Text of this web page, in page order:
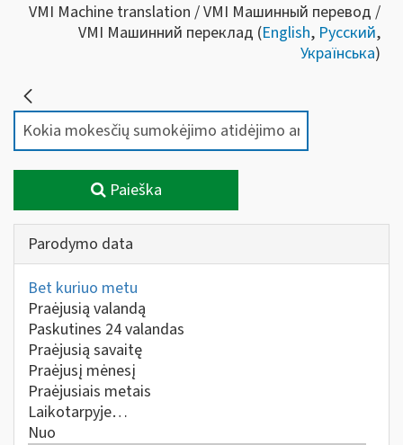
VMI Machine translation / VMI Машинный перевод /
VMI Машинний переклад (English, Русский,
Українська)
Paieška
Parodymo data
Bet kuriuo metu
Praėjusią valandą
Paskutines 24 valandas
Praėjusią savaitę
Praėjusį mėnesį
Praėjusiais metais
Laikotarpyje…
Nuo